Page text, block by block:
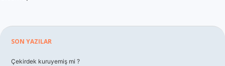
Sidebar
SON YAZILAR
Çekirdek kuruyemiş mi ?